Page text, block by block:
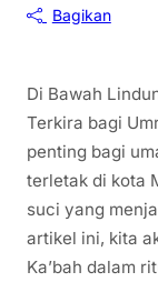
Bagikan
Di Bawah
Terkira bagi
penting bagi
terletak di kota
suci yang
artikel ini, kita
Ka’bah dalam